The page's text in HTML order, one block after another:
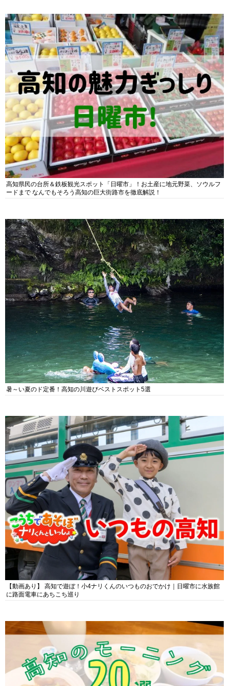
高知県民の台所＆鉄板観光スポット「日曜市」！お土産に地元野菜、ソウルフ
ードまで なんでもそろう高知の巨大街路市を徹底解説！
暑～い夏のド定番！高知の川遊びベストスポット5選
【動画あり】 高知で遊ぼ！小4ナリくんのいつものおでかけ｜日曜市に水族館
に路面電車にあちこち巡り